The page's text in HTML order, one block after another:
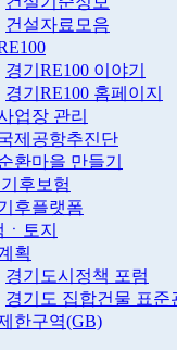
건설자료모음
경기RE100 이야기
경기RE100 홈페이지
업장 관리
제공항추진단
환마을 만들기
후보험
후플랫폼
토지
획
경기도시정책 포럼
경기도 집합건물 표준
한구역(GB)